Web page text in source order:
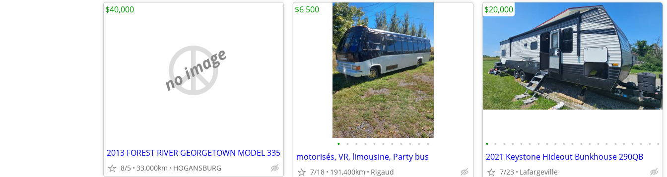
no image
2013 FOREST RIVER GEORGETOWN MODEL 335
8/5 33,000km HOGANSBURG
$40,000
• • • • • • • • • • •
motorisés, VR, limousine, Party bus
7/18 191,400km Rigaud
$6 500
• • • • • • • • • • • • • • • • • • • • •
2021 Keystone Hideout Bunkhouse 290QB
7/23 Lafargeville
$20,000